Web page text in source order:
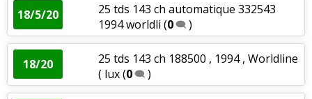
18/5/20
25 tds 143 ch automatique 332543
1994 worldli (0 )
18/20
25 tds 143 ch 188500 , 1994 , Worldline
( lux(0 )